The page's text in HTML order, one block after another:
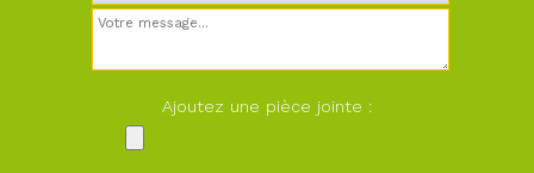
Ajoutez une pièce jointe :